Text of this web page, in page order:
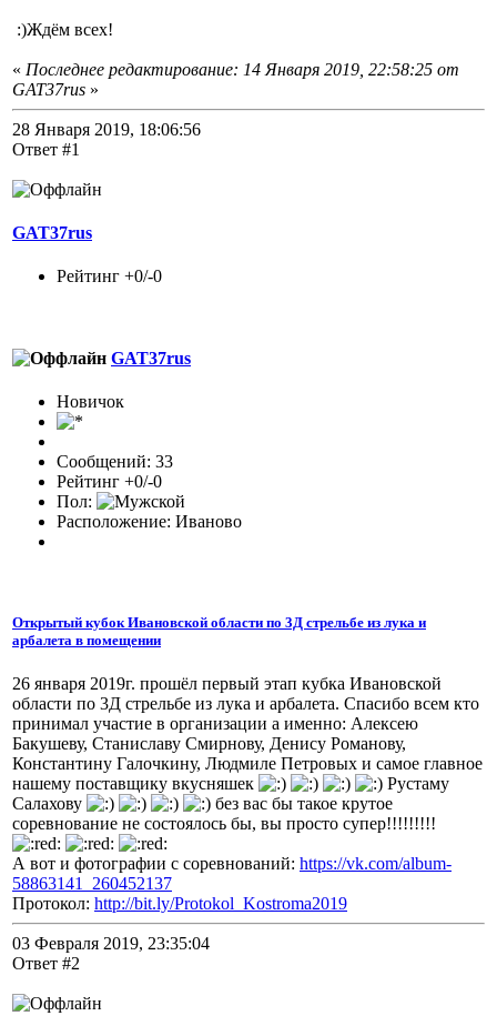
:)Ждём всех!
« Последнее редактирование: 14 Января 2019, 22:58:25 от
GAT37rus »
28 Января 2019, 18:06:56
Ответ #1
GAT37rus
Рейтинг +0/-0
GAT37rus
Новичок
Сообщений: 33
Рейтинг +0/-0
Пол:
Расположение: Иваново
Открытый кубок Ивановской области по 3Д стрельбе из лука и
арбалета в помещении
26 января 2019г. прошёл первый этап кубка Ивановской
области по 3Д стрельбе из лука и арбалета. Спасибо всем кто
принимал участие в организации а именно: Алексею
Бакушеву, Станиславу Смирнову, Денису Романову,
Константину Галочкину, Людмиле Петровых и самое главное
нашему поставщику вкусняшек
Рустаму
Салахову
без вас бы такое крутое
соревнование не состоялось бы, вы просто супер!!!!!!!!!
А вот и фотографии с соревнований: https://vk.com/album-
58863141_260452137
Протокол: http://bit.ly/Protokol_Kostroma2019
03 Февраля 2019, 23:35:04
Ответ #2